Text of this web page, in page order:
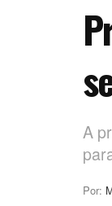
A
Por: